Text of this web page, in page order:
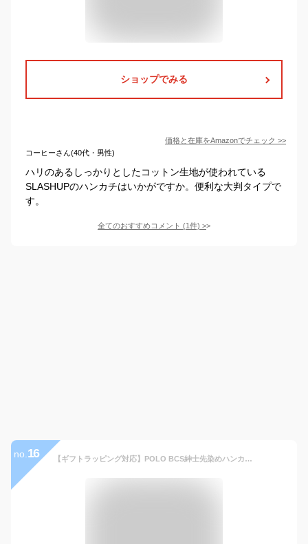
ショップでみる
価格と在庫をAmazonでチェック >>
コーヒーさん(40代・男性)
ハリのあるしっかりとしたコットン生地が使われている
SLASHUPのハンカチはいかがですか。便利な大判タイプで
す。
全てのおすすめコメント (1件) >
no. 16 【ギフトラッピング対応】POLO BCS紳士先染めハンカチ メンズ ブランド POLO BCS チェック柄 大人 ギフト プレゼント 50×50cm 綿100% 父の日 男性 退職 ビジネス カジュアル 紳士 おしゃれ フォーマル 結婚式 バレンタイン